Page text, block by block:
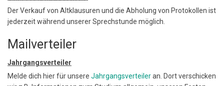
Der Verkauf von Altklausuren und die Abholung von Protokollen ist
jederzeit während unserer Sprechstunde möglich.
Mailverteiler
Jahrgangsverteiler
Melde dich hier für unsere Jahrgangsverteileran. Dort verschicken